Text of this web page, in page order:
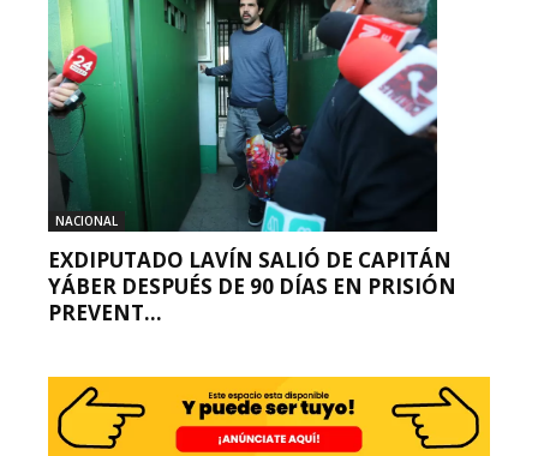
NACIONAL
EXDIPUTADO LAVÍN SALIÓ DE CAPITÁN
YÁBER DESPUÉS DE 90 DÍAS EN PRISIÓN
PREVENT...